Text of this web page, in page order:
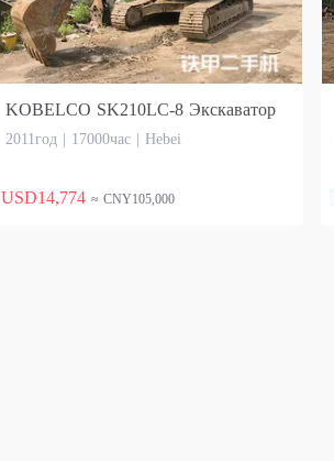
KOBELCO SK210LC-8 Экскаватор
2011год | 17000час | Hebei
USD14,774 ≈ CNY105,000